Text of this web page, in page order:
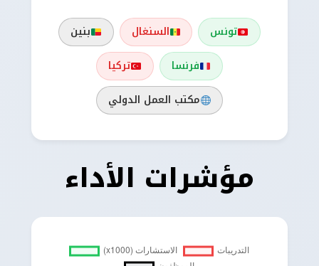
تونس السنغال
بنين
فرنسا
تركيا
مكتب العمل الدولي
مؤشرات الأداء